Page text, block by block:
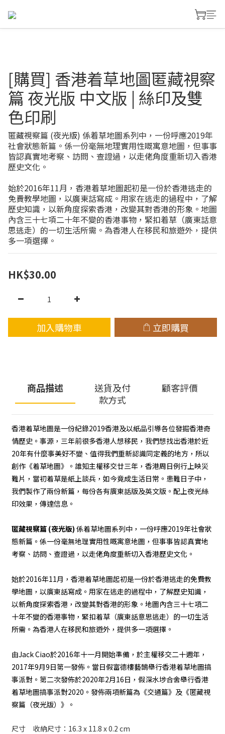
[購買] 香港着草地圖匿藏視察
篇 夜光版 中文版 | 絲印及雙
色印刷
匿藏視察篇 (夜光版) 係着草地圖系列中，一份呼應2019年
社會狀態新篇。係一份毫無地理實用性嘅寓意地圖，但事事
皆認真實地考察、訪問、查證過，以走佬角度重新切入香港
歷史文化。​
始於2016年11月，香港着草地圖起初是一份於香港逃走的
免費教學地圖，以廣東話寫成。用家在逃走的過程中，了解
歷史知識，以新角度探索香港，改變其對香港的形象。地圖
內含三十七項二十年不變的香港事物，緊扣着草（廣東話意
思逃走）的一切生活所需。為香港人在移民和旅遊外，提供
多一項選擇。
HK$30.00
加入購物車 立即購買
商品描述
送貨及付
款方式
顧客評價
香港着草地圖是一份紀錄2019香港及以紙品引導各位發掘香港奇
情歷史。事源，三年前很多香港人想移民，我們想找出香港於近
20年有什麼事美好不變、值得我們重新認識同定義的地方，所以
創作《着草地圖》。誰知主權移交廿三年，香港周日例行上映災
難片，當初着草是紙上談兵，如今竟成生活日常。患難日子中，
我們製作了兩份新篇，每份各有廣東話版及英文版。配上夜光絲
印效果，傳達信息。
匿藏視察篇 (夜光版) 係着草地圖系列中，一份呼應2019年社會狀
態新篇。係一份毫無地理實用性嘅寓意地圖，但事事皆認真實地
考察、訪問、查證過，以走佬角度重新切入香港歷史文化。​
始於2016年11月，香港着草地圖起初是一份於香港逃走的免費教
學地圖，以廣東話寫成。用家在逃走的過程中，了解歷史知識，
以新角度探索香港，改變其對香港的形象。地圖內含三十七項二
十年不變的香港事物，緊扣着草（廣東話意思逃走）的一切生活
所需。為香港人在移民和旅遊外，提供多一項選擇。
由Jack Ciao於2016年十一月開始準備，於主權移交二十週年，
2017年9月9日第一發佈。當日假富德樓藝鵠舉行香港着草地圖搞
事派對。第二次發佈於2020年2月16日，假深水埗合舍舉行香港
着草地圖搞事派對2020。發佈兩項新篇為《交通篇》及《匿藏視
察篇（夜光版）》。
尺寸 收納尺寸：16.3 x 11.8 x 0.2 cm